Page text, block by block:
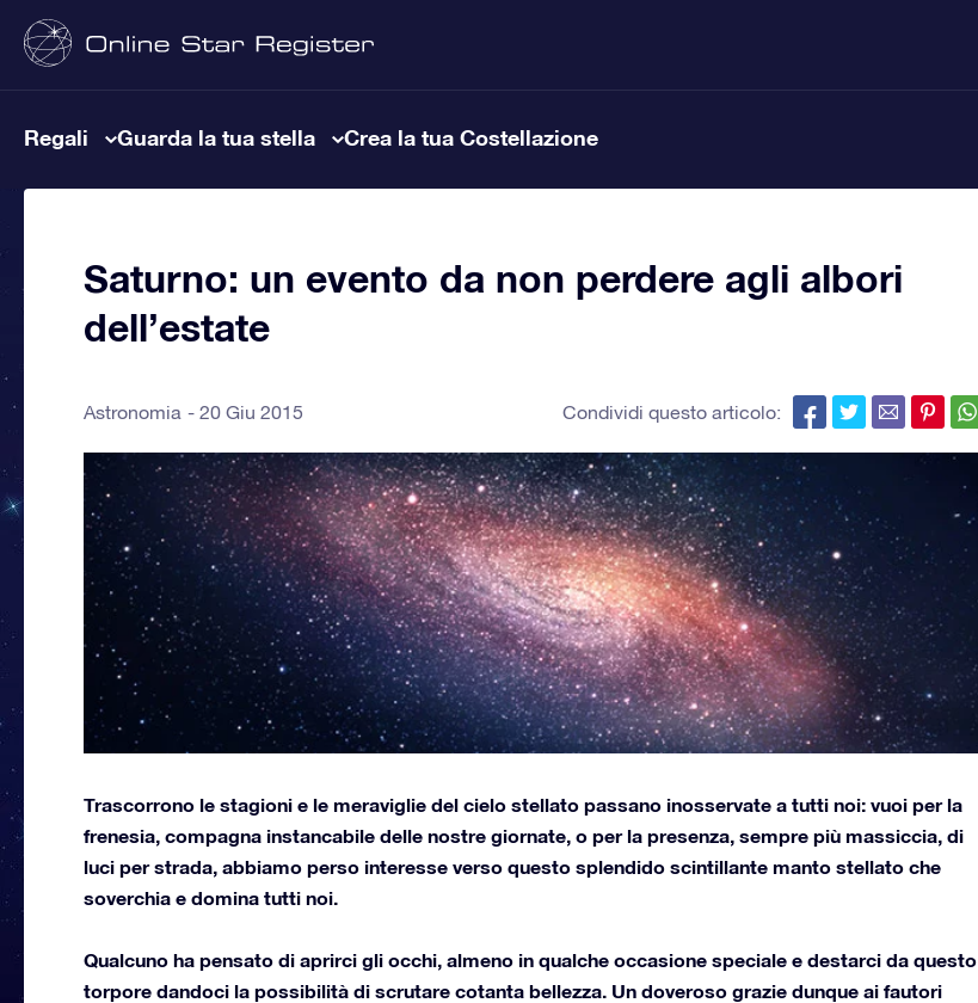
Regali Guarda la tua stella Crea la tua Costellazione
Saturno: un evento da non perdere agli albori
dell’estate
Astronomia 20 Giu 2015 Condividi questo articolo:
Trascorrono le stagioni e le meraviglie del cielo stellato passano inosservate a tutti noi: vuoi per la
frenesia, compagna instancabile delle nostre giornate, o per la presenza, sempre più massiccia, di
luci per strada, abbiamo perso interesse verso questo splendido scintillante manto stellato che
soverchia e domina tutti noi.
Qualcuno ha pensato di aprirci gli occhi, almeno in qualche occasione speciale e destarci da questo
torpore dandoci la possibilità di scrutare cotanta bellezza. Un doveroso grazie dunque ai fautori